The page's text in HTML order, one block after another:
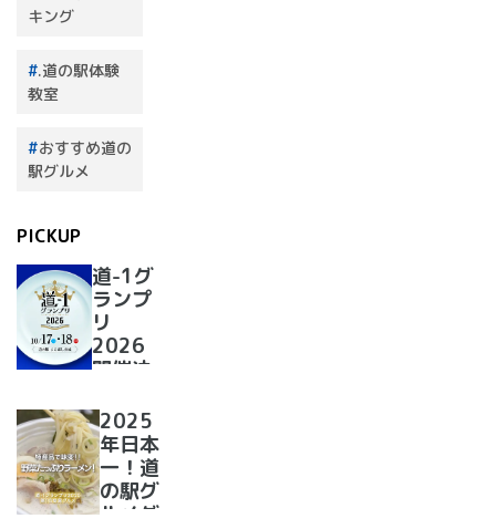
キング
.道の駅体験
教室
おすすめ道の
駅グルメ
PICKUP
道-1グ
ランプ
リ
2026
開催決
2025
年日本
一！道
の駅グ
ルメグ